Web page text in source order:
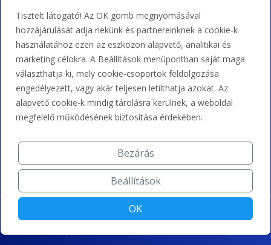
Támogatás
+36 202 343 883
admin@zoner.hu
átutalást és kreditet.
Tisztelt látogató! Az OK gomb megnyomásával
hozzájárulását adja nekünk és partnereinknek a cookie-k
használatához ezen az eszközön alapvető, analitikai és
marketing célokra. A Beállítások menüpontban saját maga
választhatja ki, mely cookie-csoportok feldolgozása
engedélyezett, vagy akár teljesen letilthatja azokat. Az
alapvető cookie-k mindig tárolásra kerülnek, a weboldal
megfelelő működésének biztosítása érdekében.
Bezárás
Beállítások
OK